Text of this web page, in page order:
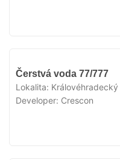
Čerstvá voda 77/777
Lokalita:
Developer: Crescon